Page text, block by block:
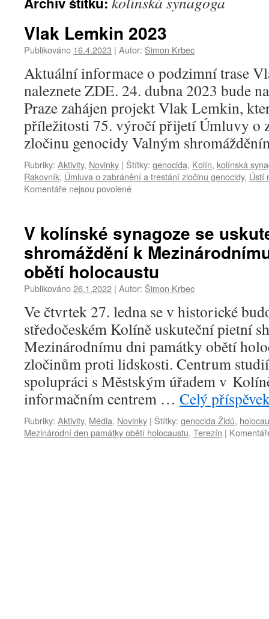
Vlak Lemkin 2023
Publikováno 16.4.2023 | Autor: Šimon Krbec
Aktuální informace o podzimní trase
naleznete ZDE. 24. dubna 2023 bude
Praze zahájen projekt Vlak Lemkin,
příležitosti 75. výročí přijetí Úmluvy o
zločinu genocidy Valným
Rubriky: Aktivity, Novinky | Štítky: genocida, Kolín, kolínská
Rakovník, Úmluva o zabránění a trestání zločinu genocidy, Ústí
Komentáře nejsou povolené
Vlak
Lemkin
2023
V kolínské synagoze se
shromáždění k
obětí holocaustu
Publikováno26.1.2022 | Autor: Šimon Krbec
Ve čtvrtek 27. ledna se v historické
středočeském Kolíně uskuteční pietní
Mezinárodnímu dni památky obětí
zločinům proti lidskosti. Centrum
spolupráci s Městským úřadem v
informačním centrem … Celý
Rubriky: Aktivity, Média, Novinky | Štítky: genocida Židů,
Mezinárodní den památky obětí holocaustu, Terezín |